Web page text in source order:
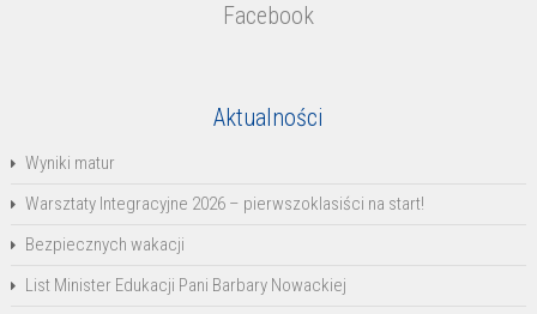
Facebook
Aktualności
Wyniki matur
Warsztaty Integracyjne 2026 – pierwszoklasiści na start!
Bezpiecznych wakacji
List Minister Edukacji Pani Barbary Nowackiej